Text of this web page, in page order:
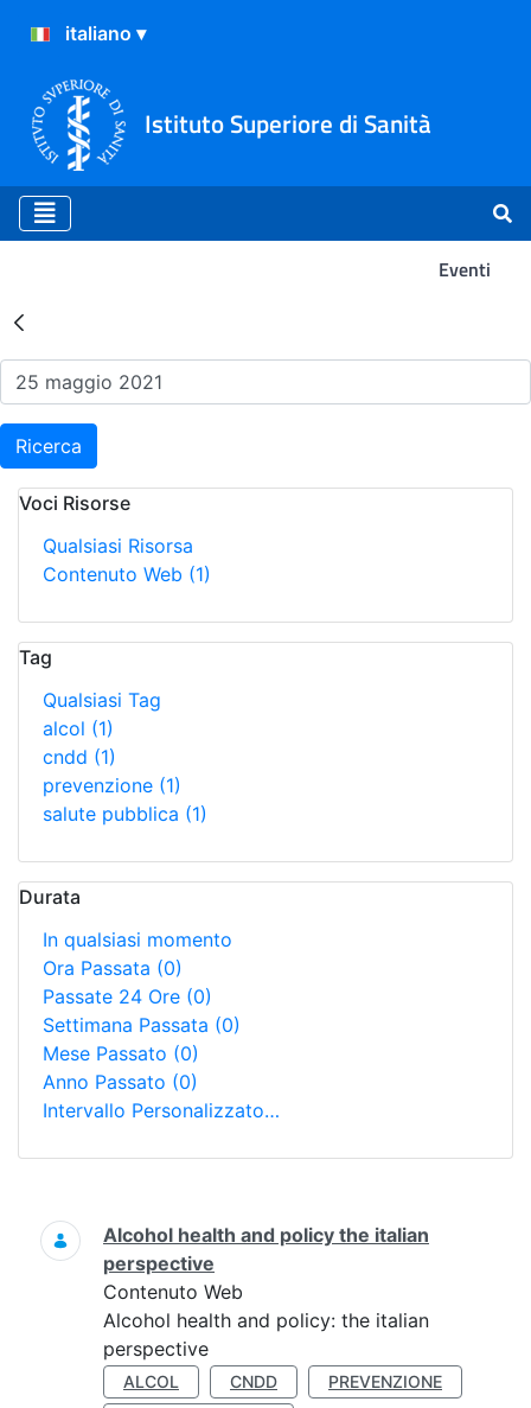
Istituto Superiore di Sanità
Eventi
Risultati della Ricerca -
Ricerca
Voci Risorse
Qualsiasi Risorsa
Contenuto Web (1)
Tag
Qualsiasi Tag
alcol (1)
cndd (1)
prevenzione (1)
salute pubblica (1)
Durata
In qualsiasi momento
Ora Passata (0)
Passate 24 Ore (0)
Settimana Passata (0)
Mese Passato (0)
Anno Passato (0)
Intervallo Personalizzato…
Ricerca
Alcohol health and policy the italian
perspective
Contenuto Web
Alcohol health and policy: the italian
perspective
ALCOL CNDD
PREVENZIONE